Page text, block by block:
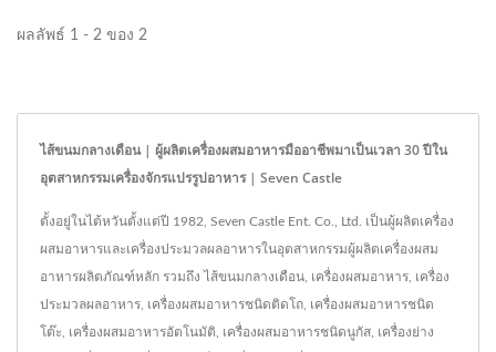
ผลลัพธ์ 1 - 2 ของ 2
ไส้ขนมกลางเดือน | ผู้ผลิตเครื่องผสมอาหารมืออาชีพมาเป็นเวลา 30 ปีใน
อุตสาหกรรมเครื่องจักรแปรรูปอาหาร | Seven Castle
ตั้งอยู่ในไต้หวันตั้งแต่ปี 1982, Seven Castle Ent. Co., Ltd. เป็นผู้ผลิตเครื่อง
ผสมอาหารและเครื่องประมวลผลอาหารในอุตสาหกรรมผู้ผลิตเครื่องผสม
อาหารผลิตภัณฑ์หลัก รวมถึง ไส้ขนมกลางเดือน, เครื่องผสมอาหาร, เครื่อง
ประมวลผลอาหาร, เครื่องผสมอาหารชนิดติดโถ, เครื่องผสมอาหารชนิด
โต๊ะ, เครื่องผสมอาหารอัตโนมัติ, เครื่องผสมอาหารชนิดนูกัส, เครื่องย่าง